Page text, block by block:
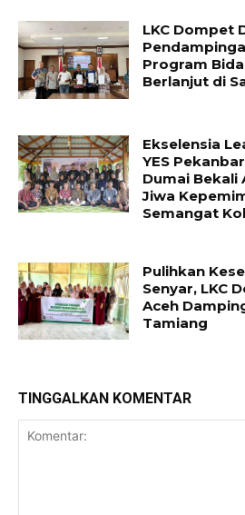
LKC Dompet
Program
Berlanjut di
Ekselensia
YES
Dumai Bekali
Jiwa
Semangat
Pulihkan
Senyar, LKC
Aceh
Tamiang
TINGGALKAN KOMENTAR